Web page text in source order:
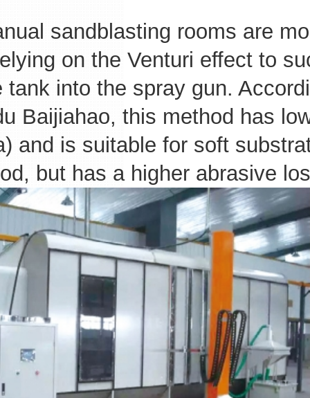
sandblasting rooms are
on the Venturi effect to
tank into the spray gun.
Baijiahao, this method has
and is suitable for soft
but has a higher abrasive